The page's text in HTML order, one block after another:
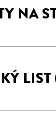
NA
LIST